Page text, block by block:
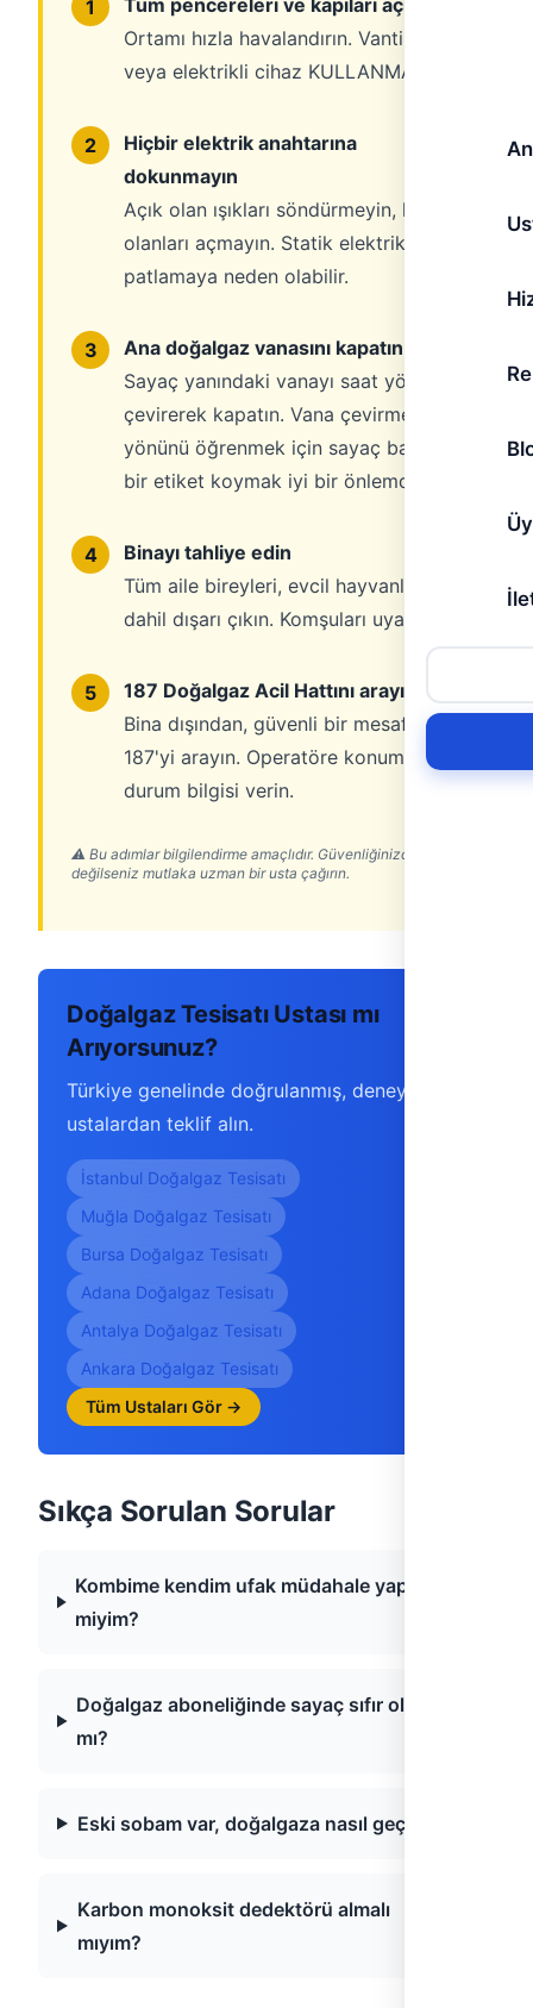
1
Tüm pencereleri ve kapıları açın
Ortamı hızla havalandırın. Vantilatör
veya elektrikli cihaz KULLANMAYIN.
2
Hiçbir elektrik anahtarına
dokunmayın
Açık olan ışıkları söndürmeyin, kapalı
olanları açmayın. Statik elektrik bile
patlamaya neden olabilir.
3
Ana doğalgaz vanasını kapatın
Sayaç yanındaki vanayı saat yönünde
çevirerek kapatın. Vana çevirme
yönünü öğrenmek için sayaç başına
bir etiket koymak iyi bir önlemdir.
4
Binayı tahliye edin
Tüm aile bireyleri, evcil hayvanlar
dahil dışarı çıkın. Komşuları uyarın.
5
187 Doğalgaz Acil Hattını arayın
Bina dışından, güvenli bir mesafeden
187'yi arayın. Operatöre konum ve
durum bilgisi verin.
⚠ Bu adımlar bilgilendirme amaçlıdır. Güvenliğinizden emin
değilseniz mutlaka uzman bir usta çağırın.
Doğalgaz Tesisatı Ustası mı
Arıyorsunuz?
Türkiye genelinde doğrulanmış, deneyimli
ustalardan teklif alın.
İstanbul Doğalgaz Tesisatı
Muğla Doğalgaz Tesisatı
Bursa Doğalgaz Tesisatı
Adana Doğalgaz Tesisatı
Antalya Doğalgaz Tesisatı
Ankara Doğalgaz Tesisatı
Tüm Ustaları Gör →
Sıkça Sorulan Sorular
Kombime kendim ufak müdahale yapabilir
miyim?
Doğalgaz aboneliğinde sayaç sıfır olmalı
mı?
Eski sobam var, doğalgaza nasıl geçerim?
Karbon monoksit dedektörü almalı
mıyım?